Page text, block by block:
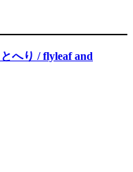
へり / flyleaf and